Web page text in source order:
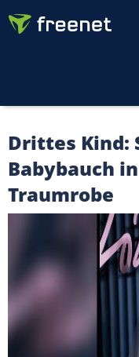
Drittes Kind:
Babybauch
Traumrobe